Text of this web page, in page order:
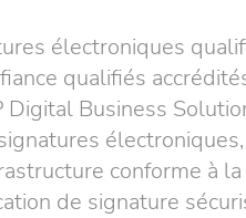
électroniques
qualifiés
Business
conforme à
de signature